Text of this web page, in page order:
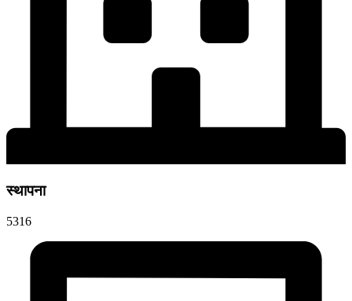
स्थापना
5316